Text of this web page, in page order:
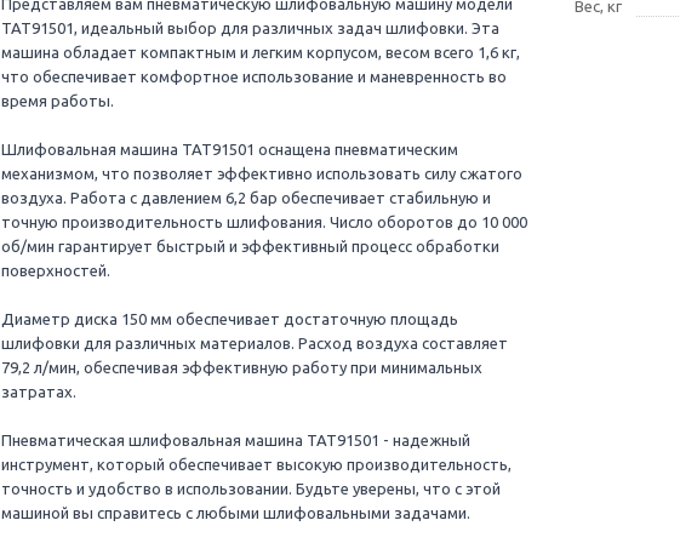
TAT91501, идеальный выбор для различных задач шлифовки. Эта
машина обладает компактным и легким корпусом, весом всего 1,6 кг,
что обеспечивает комфортное использование и маневренность во
время работы.
Шлифовальная машина TAT91501 оснащена пневматическим
механизмом, что позволяет эффективно использовать силу сжатого
воздуха. Работа с давлением 6,2 бар обеспечивает стабильную и
точную производительность шлифования. Число оборотов до 10 000
об/мин гарантирует быстрый и эффективный процесс обработки
поверхностей.
Диаметр диска 150 мм обеспечивает достаточную площадь
шлифовки для различных материалов. Расход воздуха составляет
79,2 л/мин, обеспечивая эффективную работу при минимальных
затратах.
Пневматическая шлифовальная машина TAT91501 - надежный
инструмент, который обеспечивает высокую производительность,
точность и удобство в использовании. Будьте уверены, что с этой
машиной вы справитесь с любыми шлифовальными задачами.
Вес, кг